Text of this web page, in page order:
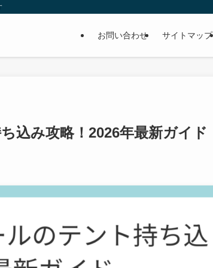
お問い合わせ サイトマップ
込み攻略！2026年最新ガイド